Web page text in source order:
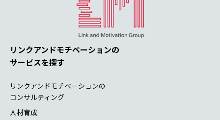
リンクアンドモチベーションの
サービスを探す
リンクアンドモチベーションの
コンサルティング
人材育成